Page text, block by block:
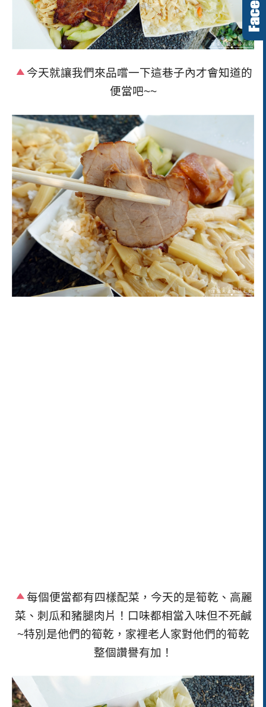
今天就讓我們來品嚐一下這巷子內才會知道的
便當吧~~
每個便當都有四樣配菜，今天的是筍乾、高麗
菜、刺瓜和豬腿肉片！口味都相當入味但不死鹹
~特別是他們的筍乾，家裡老人家對他們的筍乾
整個讚譽有加！